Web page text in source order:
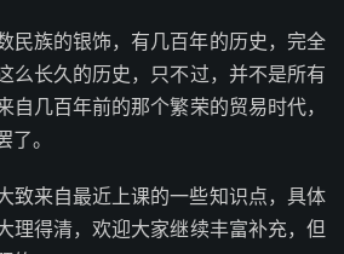
民族的银饰，有几百年的历史，完全
长久的历史，只不过，并不是所有
自几百年前的那个繁荣的贸易时代，
。
来自最近上课的一些知识点，具体
理得清，欢迎大家继续丰富补充，但